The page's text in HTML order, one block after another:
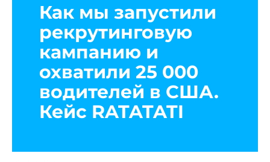
Как мы запустили
рекрутинговую
кампанию и
охватили 25 000
водителей в США.
Кейс RATATATI